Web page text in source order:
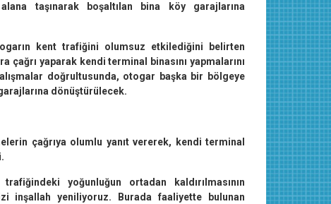
taşınarak boşaltılan bina köy garajlarına
kent trafiğini olumsuz etkilediğini belirten
yaparak kendi terminal binasını yapmalarını
doğrultusunda, otogar başka bir bölgeye
dönüştürülecek.
çağrıya olumlu yanıt vererek, kendi terminal
yoğunluğun ortadan kaldırılmasının
inşallah yeniliyoruz. Burada faaliyette bulunan